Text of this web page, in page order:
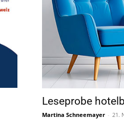
Leseprobe
Martina Schneemayer - 21.